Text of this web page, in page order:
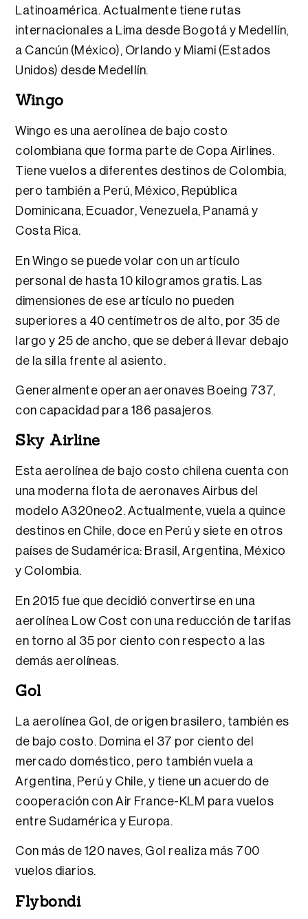
Latinoamérica. Actualmente tiene rutas
internacionales a Lima desde Bogotá y Medellín,
a Cancún (México), Orlando y Miami (Estados
Unidos) desde Medellín.
Wingo
Wingo es una aerolínea de bajo costo
colombiana que forma parte de Copa Airlines.
Tiene vuelos a diferentes destinos de Colombia,
pero también a Perú, México, República
Dominicana, Ecuador, Venezuela, Panamá y
Costa Rica.
En Wingo se puede volar con un artículo
personal de hasta 10 kilogramos gratis. Las
dimensiones de ese artículo no pueden
superiores a 40 centímetros de alto, por 35 de
largo y 25 de ancho, que se deberá llevar debajo
de la silla frente al asiento.
Generalmente operan aeronaves Boeing 737,
con capacidad para 186 pasajeros.
Sky Airline
Esta aerolínea de bajo costo chilena cuenta con
una moderna flota de aeronaves Airbus del
modelo A320neo2​. Actualmente, vuela a quince
destinos en Chile, doce en Perú y siete en otros
países de Sudamérica: Brasil, Argentina, México
y Colombia.
En 2015 fue que decidió convertirse en una
aerolínea Low Cost con una reducción de tarifas
en torno al 35 por ciento con respecto a las
demás aerolíneas.
Gol
La aerolínea Gol, de origen brasilero, también es
de bajo costo. Domina el 37 por ciento del
mercado doméstico, pero también vuela a
Argentina, Perú y Chile, y tiene un acuerdo de
cooperación con Air France-KLM para vuelos
entre Sudamérica y Europa.
Con más de 120 naves, Gol realiza más 700
vuelos diarios.
Flybondi